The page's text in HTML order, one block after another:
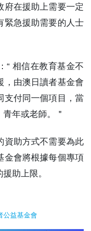
府在援助上需要一定
緊急援助需要的人士
“ 相信在教育基金不
，由澳日讀者基金會
支付同一個項目，當
年或老師。＂
資助方式不需要為此
金會將根據每個專項
助上限。
公益基金會